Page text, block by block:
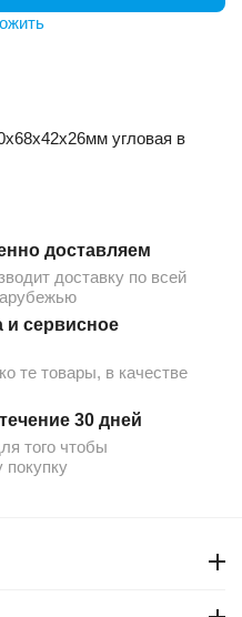
угловая в
доставляем
доставку по всей
и сервисное
те товары, в качестве
30 дней
того чтобы
покупку